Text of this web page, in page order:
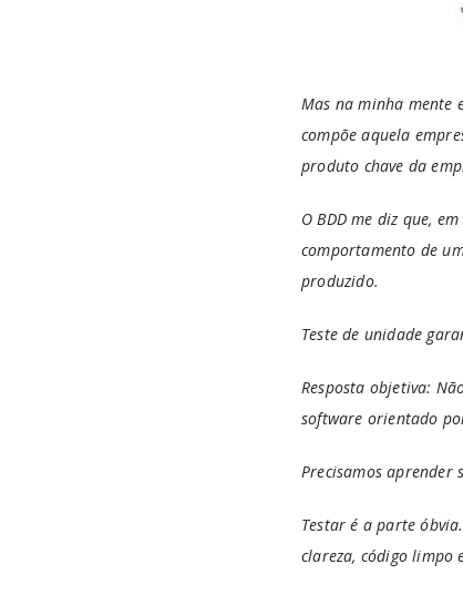
Mas na minha mente
compõe aquela
produto chave da
O BDD me diz que,
comportamento de
produzido.
Teste de unidade
Resposta objetiva:
software orientado
Precisamos aprender
Testar é a parte
clareza, código limpo